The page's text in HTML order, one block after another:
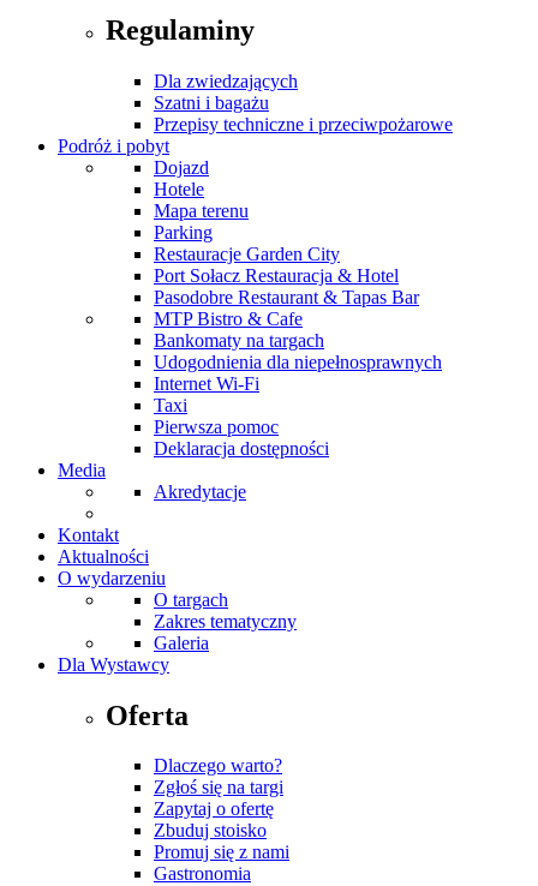
Regulaminy
Dla zwiedzających
Szatni i bagażu
Przepisy techniczne i przeciwpożarowe
Podróż i pobyt
Dojazd
Hotele
Mapa terenu
Parking
Restauracje Garden City
Port Sołacz Restauracja & Hotel
Pasodobre Restaurant & Tapas Bar
MTP Bistro & Cafe
Bankomaty na targach
Udogodnienia dla niepełnosprawnych
Internet Wi-Fi
Taxi
Pierwsza pomoc
Deklaracja dostępności
Media
Akredytacje
Kontakt
Aktualności
O wydarzeniu
O targach
Zakres tematyczny
Galeria
Dla Wystawcy
Oferta
Dlaczego warto?
Zgłoś się na targi
Zapytaj o ofertę
Zbuduj stoisko
Promuj się z nami
Gastronomia